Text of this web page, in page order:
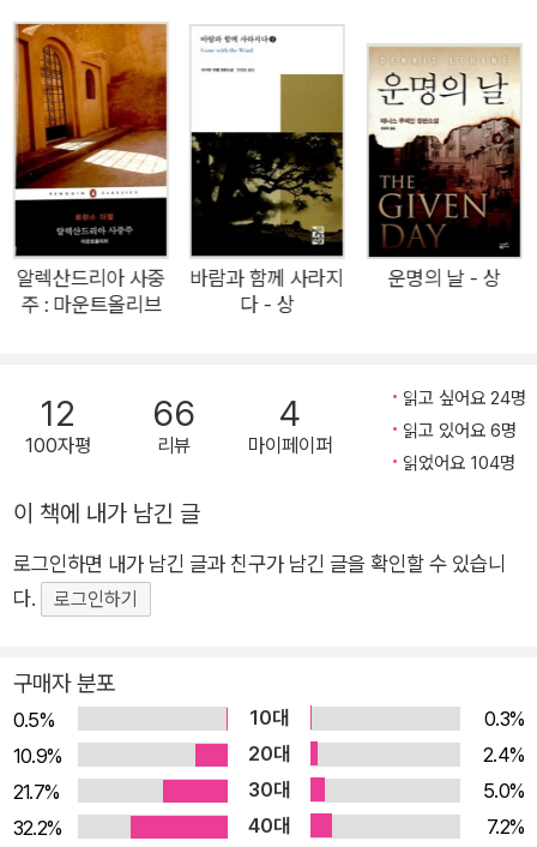
잃었을까 봐 말이야. 누군가 너희 엄마를 찾으러 가야 할 것 같
아.」
위한 분투가 흥미진진하게 담긴 이야기이다. 참혹한 상황에서 인
간의 본성이 어떻게 발현되는지, 그리고 그런 상황에서 도덕적인
선택을 한다는 것이 얼마나 어려운지, 또 어떤 의미를 지니는지를
매우 감동적이면서 밀도 있게 탐구한다. 한겨울, 스키 여행 중 갑
작스러운 자동차 추락 사고로 막내딸 핀이 즉사하는 비극적인 상
황이 발생한다. 한 아이의 죽음을 애도하기도 어려울 정도의 혹한
의 상황에 무방비로 놓인 사람들, 이들은 어느 순간부터 한 켤레
의 어그 부츠와 한 쌍의 장갑을 놓고 날카로운 신경전을 하게 된
다. 가족들은 그날 아침 옷을 입고 양말을 신고 부츠를 신고 장갑
두 가족의 우정과 삶을 산산조각 낸 사고와 그날 있었던 미묘한
일들에 대한 풀리지 않는 미스터리는 현장에 있던 열한 명이 각각
조각들을 꿰어 맞추도록 즉사한 막내딸 핀의 입을 빌어 능숙하게
등장인물들을 오가며 상황을 묘사한다. 가족을 향한 애정 어린 시
선을 지닌 솔직하고 맑은 영혼인 열여섯 살 핀의 목소리를 통해
작가는 한 가족의 새로운 미래를 다시 엮어 나간다. 상실, 생존,
감정과 그 이상을 내포한다. 하지만 그중에서도 가장 강한 것은
희망의 감정이다. 총 94챕터로 이루어진 이 이야기는 마치 영화
의 장면들 같다. 챕터 하나하나를 읽어 가다 보면 처음에는 슬픔
과 분노가, 이후에는 기쁨, 안타까움, 그리고 마지막에는 희망의
감정에 북받치게 된다. 우리는 생존이 최우선이 된 혹한의 상황에
알렉산드리아 사중
주 : 마운트올리브
바람과 함께 사라지
다 - 상
운명의 날 - 상
12
100자평
66
리뷰
4
마이페이퍼
읽고 싶어요 24명
읽고 있어요 6명
읽었어요 104명
이 책에 내가 남긴 글
로그인하면 내가 남긴 글과 친구가 남긴 글을 확인할 수 있습니
다.
로그인하기
구매자 분포
0.5% 10대
0.3%
10.9%
20대
2.4%
21.7%
30대
5.0%
32.2%
40대
7.2%